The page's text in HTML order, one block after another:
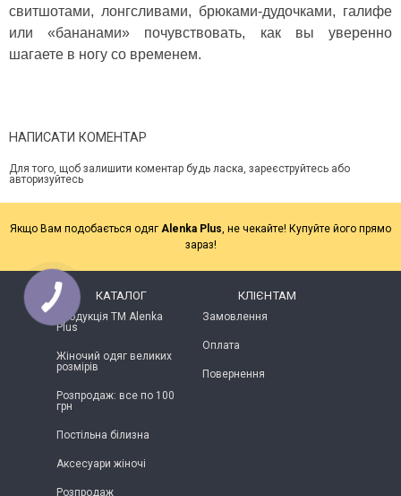
свитшотами, лонгсливами, брюками-дудочками, галифе
или «бананами» почувствовать, как вы уверенно
шагаете в ногу со временем.
НАПИСАТИ КОМЕНТАР
Для того, щоб залишити коментар будь ласка, зареєструйтесь або
авторизуйтесь
Якщо Вам подобається одяг Alenka Plus, не чекайте! Купуйте його прямо
зараз!
КАТАЛОГ
Продукція ТМ Alenka
Plus
Жіночий одяг великих
розмірів
Розпродаж: все по 100
грн
Постільна білизна
Аксесуари жіночі
Розпродаж
КЛІЄНТАМ
Замовлення
Оплата
Повернення